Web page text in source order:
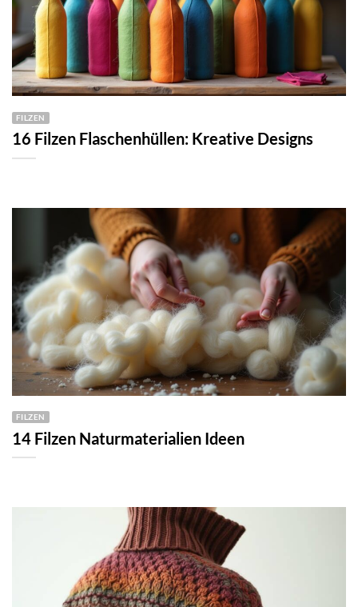
FILZEN
16 Filzen Flaschenhüllen: Kreative Designs
FILZEN
14 Filzen Naturmaterialien Ideen